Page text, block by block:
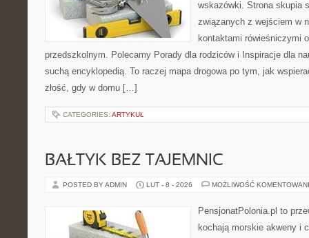
wskazówki. Strona skupia
związanych z wejściem w
kontaktami rówieśniczymi
przedszkolnym. Polecamy Porady dla rodziców i Inspiracje dla
suchą encyklopedią. To raczej mapa drogowa po tym, jak
złość, gdy w domu […]
CATEGORIES: ARTYKUŁ
BAŁTYK BEZ TAJEMNIC
POSTED BY ADMIN LUT - 8 - 2026 MOŻLIWOŚĆ
PensjonatPolonia.pl to
kochają morskie akweny i